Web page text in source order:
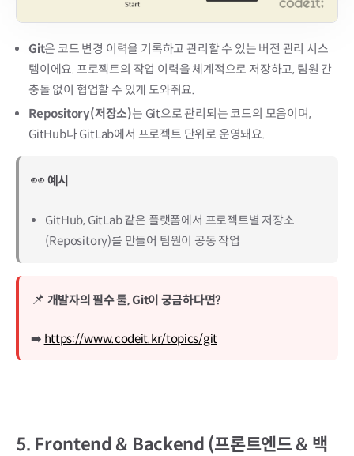
Git은 코드 변경 이력을 기록하고 관리할 수 있는 버전 관리 시스
템이에요. 프로젝트의 작업 이력을 체계적으로 저장하고, 팀원 간
충돌 없이 협업할 수 있게 도와줘요.
Repository(저장소)는 Git으로 관리되는 코드의 모음이며,
GitHub나 GitLab에서 프로젝트 단위로 운영돼요.
👀 예시
GitHub, GitLab 같은 플랫폼에서 프로젝트별 저장소
(Repository)를 만들어 팀원이 공동 작업
📌 개발자의 필수 툴, Git이 궁금하다면?
➡️ https://www.codeit.kr/topics/git
5. Frontend & Backend (프론트엔드 & 백